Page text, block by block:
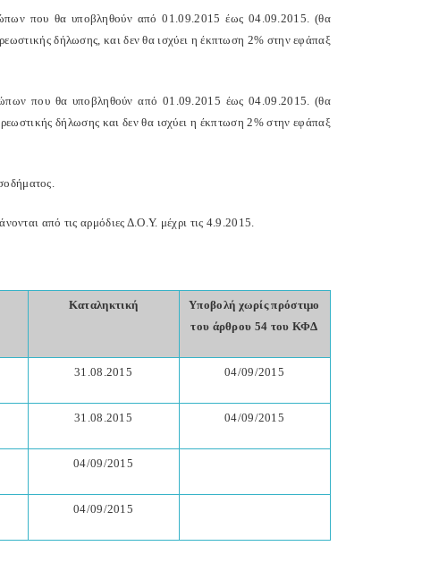
που θα υποβληθούν από 01.09.2015 έως 04.09.2015. (θα
δήλωσης, και δεν θα ισχύει η έκπτωση 2% στην εφάπαξ
που θα υποβληθούν από 01.09.2015 έως 04.09.2015. (θα
δήλωσης και δεν θα ισχύει η έκπτωση 2% στην εφάπαξ
από τις αρμόδιες Δ.Ο.Υ. μέχρι τις 4.9.2015.
Καταληκτική
Υποβολή χωρίς πρόστιμο
του άρθρου 54 του ΚΦΔ
31.08.2015 04/09/2015
31.08.2015 04/09/2015
04/09/2015
04/09/2015